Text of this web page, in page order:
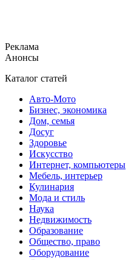
Реклама
Анонсы
Каталог статей
Авто-Мото
Бизнес, экономика
Дом, семья
Досуг
Здоровье
Искусство
Интернет, компьютеры
Мебель, интерьер
Кулинария
Мода и стиль
Наука
Недвижимость
Образование
Общество, право
Оборудование